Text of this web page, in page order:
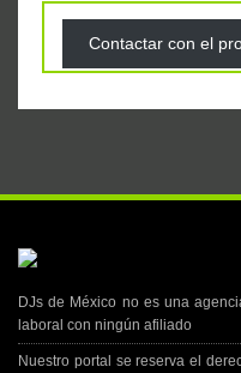
Contactar con el
DJs de México no es una
laboral con ningún afiliado
Nuestro portal se reserva el